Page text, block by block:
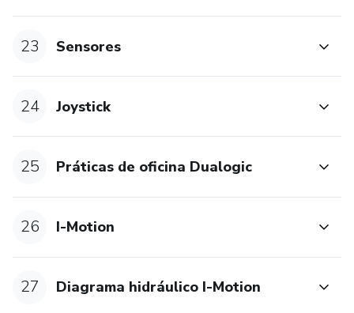
23 Sensores
24 Joystick
25 Práticas de oficina Dualogic
26 I-Motion
27 Diagrama hidráulico I-Motion